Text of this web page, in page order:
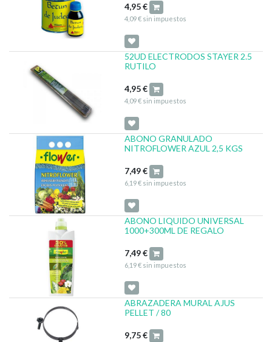
4,95€
4,09€ sin impuestos
52UD ELECTRODOS STAYER 2.5
RUTILO
4,95€
4,09€ sin impuestos
ABONO GRANULADO
NITROFLOWER AZUL 2,5 KGS
7,49€
6,19€ sin impuestos
ABONO LIQUIDO UNIVERSAL
1000+300ML DE REGALO
7,49€
6,19€ sin impuestos
ABRAZADERA MURAL AJUS
PELLET / 80
9,75€